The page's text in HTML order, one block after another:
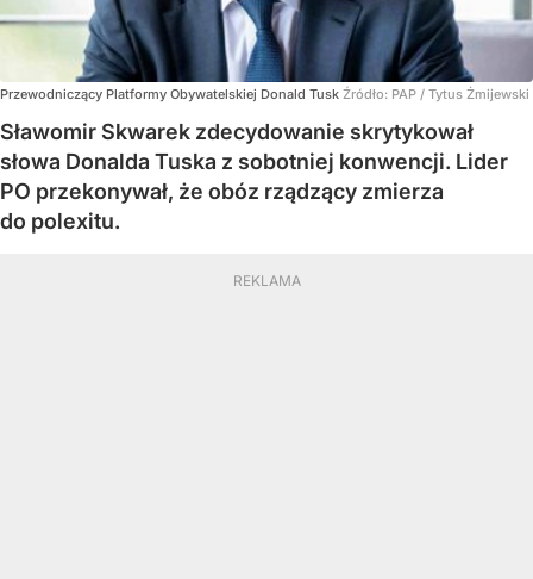
Przewodniczący Platformy Obywatelskiej Donald Tusk Źródło: PAP / Tytus Żmijewski
Sławomir Skwarek zdecydowanie skrytykował
słowa Donalda Tuska z sobotniej konwencji. Lider
PO przekonywał, że obóz rządzący zmierza
do polexitu.